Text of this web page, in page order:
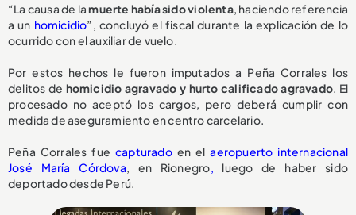
“La causa de lamuerte había sido violenta, haciendo referencia
a un homicidio”, concluyó el fiscal durante la explicación de lo
ocurrido con el auxiliar de vuelo.
Por estos hechos le fueron imputados a Peña Corrales los
delitos de homicidio agravado y hurto calificado agravado. El
procesado no aceptó los cargos, pero deberá cumplir con
medida de aseguramiento en centro carcelario.
Peña Corrales fue capturadoen elaeropuerto internacional
José María Córdova, en Rionegro, luego de haber sido
deportado desde Perú.